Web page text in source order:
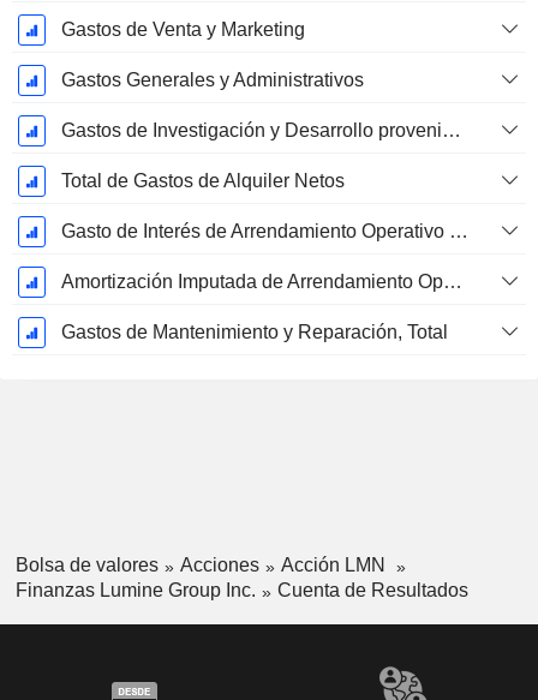
Gastos de Venta y Marketing
Gastos Generales y Administrativos
Gastos de Investigación y Desarrollo provenientes de las Notas al Pie de Página
Total de Gastos de Alquiler Netos
Gasto de Interés de Arrendamiento Operativo Imputado
Amortización Imputada de Arrendamiento Operativo
Gastos de Mantenimiento y Reparación, Total
Bolsa de valores Acciones
Acción LMN
Finanzas Lumine Group Inc.
Cuenta de Resultados